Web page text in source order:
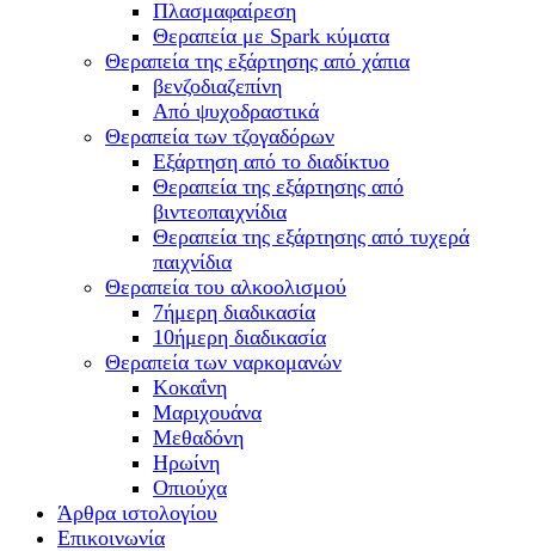
Πλασμαφαίρεση
Θεραπεία με Spark κύματα
Θεραπεία της εξάρτησης από χάπια
βενζοδιαζεπίνη
Από ψυχοδραστικά
Θεραπεία των τζογαδόρων
Εξάρτηση από το διαδίκτυο
Θεραπεία της εξάρτησης από
βιντεοπαιχνίδια
Θεραπεία της εξάρτησης από τυχερά
παιχνίδια
Θεραπεία του αλκοολισμού
7ήμερη διαδικασία
10ήμερη διαδικασία
Θεραπεία των ναρκομανών
Kοκαΐνη
Mαριχουάνα
Μεθαδόνη
Ηρωίνη
Oπιούχα
Άρθρα ιστολογίου
Επικοινωνία